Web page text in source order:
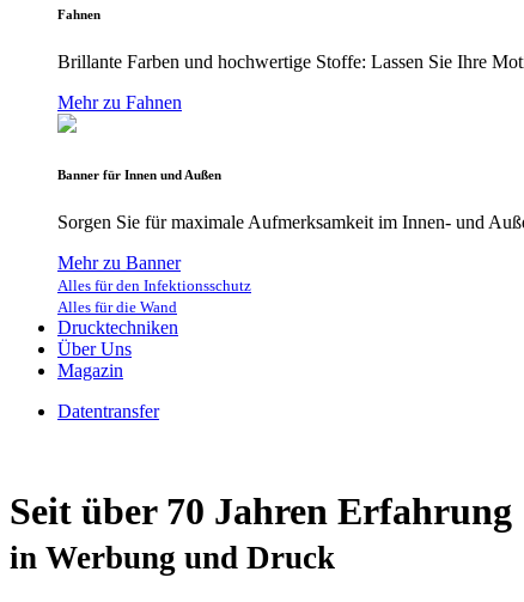
Fahnen
Brillante Farben und hochwertige Stoffe: Lassen Sie Ihre
Mehr zu Fahnen
Banner für Innen und Außen
Sorgen Sie für maximale Aufmerksamkeit im Innen- und
Mehr zu Banner
Alles für den Infektionsschutz
Alles für die Wand
Drucktechniken
Über Uns
Magazin
Datentransfer
Seit über 70 Jahren Erfahrung
in Werbung und Druck